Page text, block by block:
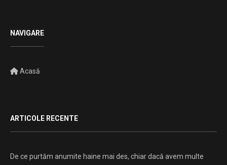
NAVIGARE
Acasă
ARTICOLE RECENTE
De ce purtăm anumite haine mai des, chiar dacă avem multe